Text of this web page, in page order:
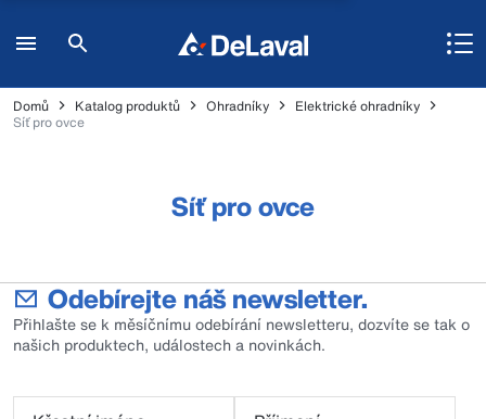
Domů Katalog produktů Ohradníky
Elektrické ohradníky
Síť pro ovce
Síť pro ovce
Odebírejte náš newsletter.
Přihlašte se k měsíčnímu odebírání newsletteru, dozvíte se tak o
našich produktech, událostech a novinkách.